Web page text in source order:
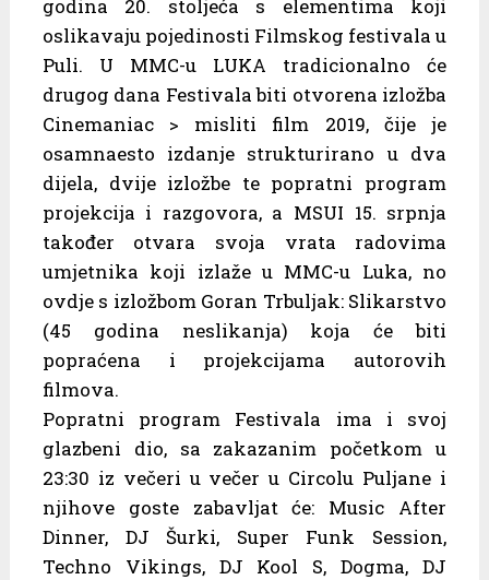
godina 20. stoljeća s elementima koji
oslikavaju pojedinosti Filmskog festivala u
Puli. U MMC-u LUKA tradicionalno će
drugog dana Festivala biti otvorena izložba
Cinemaniac > misliti film 2019, čije je
osamnaesto izdanje strukturirano u dva
dijela, dvije izložbe te popratni program
projekcija i razgovora, a MSUI 15. srpnja
također otvara svoja vrata radovima
umjetnika koji izlaže u MMC-u Luka, no
ovdje s izložbom Goran Trbuljak: Slikarstvo
(45 godina neslikanja) koja će biti
popraćena i projekcijama autorovih
filmova.
Popratni program Festivala ima i svoj
glazbeni dio, sa zakazanim početkom u
23:30 iz večeri u večer u Circolu Puljane i
njihove goste zabavljat će: Music After
Dinner, DJ Šurki, Super Funk Session,
Techno Vikings, DJ Kool S, Dogma, DJ